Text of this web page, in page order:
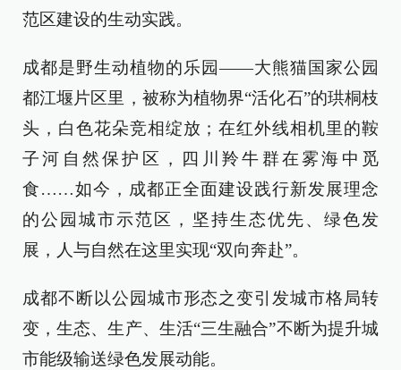
范区建设的生动实践。
成都是野生动植物的乐园——大熊猫国家公园
都江堰片区里，被称为植物界“活化石”的珙桐枝
头，白色花朵竞相绽放；在红外线相机里的鞍
子河自然保护区，四川羚牛群在雾海中觅
食……如今，成都正全面建设践行新发展理念
的公园城市示范区，坚持生态优先、绿色发
展，人与自然在这里实现“双向奔赴”。
成都不断以公园城市形态之变引发城市格局转
变，生态、生产、生活“三生融合”不断为提升城
市能级输送绿色发展动能。